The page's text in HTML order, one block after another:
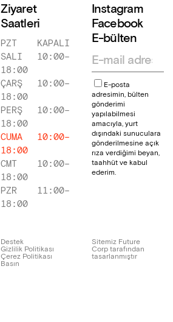
Ziyaret
Saatleri
PZT
KAPALI
SALI
10:00–
18:00
ÇARŞ
10:00–
18:00
PERŞ
10:00–
18:00
CUMA
10:00–
18:00
CMT
10:00–
18:00
PZR
11:00–
18:00
Instagram
Facebook
E-bülten
E-posta
adresimin, bülten
gönderimi
yapılabilmesi
amacıyla, yurt
dışındaki sunuculara
gönderilmesine açık
rıza verdiğimi beyan,
taahhüt ve kabul
ederim.
Destek
Gizlilik Politikası
Çerez Politikası
Basın
Sitemiz Future
Corp tarafından
tasarlanmıştır